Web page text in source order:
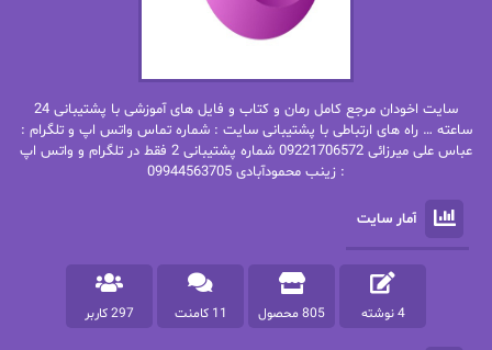
بهاره.م
بیتا فرخی
پاتریشیا ویلسون پرتو فرهمند
پرستو اسحقی
پرستو مهاجر
پرهام رسولی
پروانه قدیمی پروانه محمدی
سایت اخودان مرجع کامل رمان و کتاب و فایل های آموزشی با پشتیبانی 24
ساعته … راه های ارتباطی با پشتیبانی سایت : شماره تماس واتس اپ و تلگرام :
عباس علی میرزائی 09221706572 شماره پشتیبانی 2 فقط در تلگرام و واتس اپ
: زینب محمودآبادی 09944563705
آمار سایت
4 نوشته 805 محصول 11 کامنت 297 کاربر